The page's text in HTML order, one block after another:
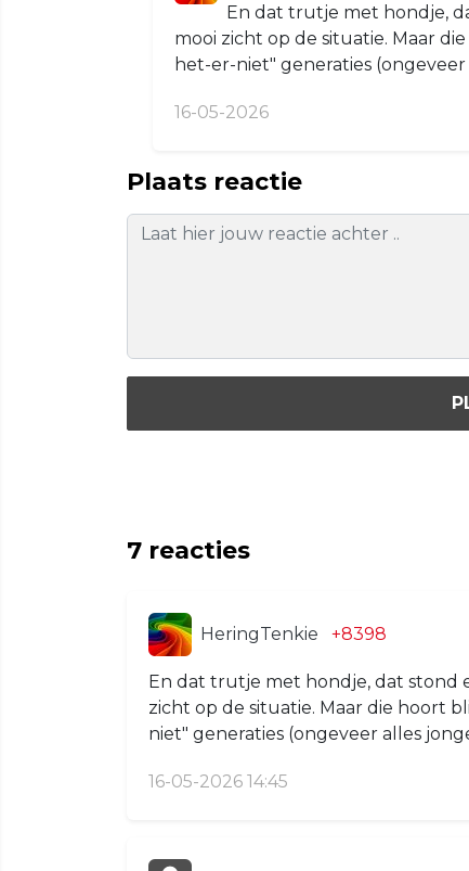
En dat trutje met hondje,
mooi zicht op de situatie. Maar
het-er-niet" generaties
16-05-2026
Plaats reactie
7 reacties
HeringTenkie +8398
En dat trutje met hondje, dat stond
zicht op de situatie. Maar die hoort
niet" generaties (ongeveer alles
16-05-2026 14:45